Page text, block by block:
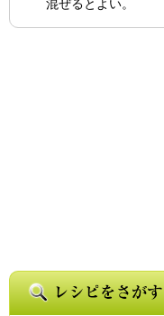
混ぜるとよい。